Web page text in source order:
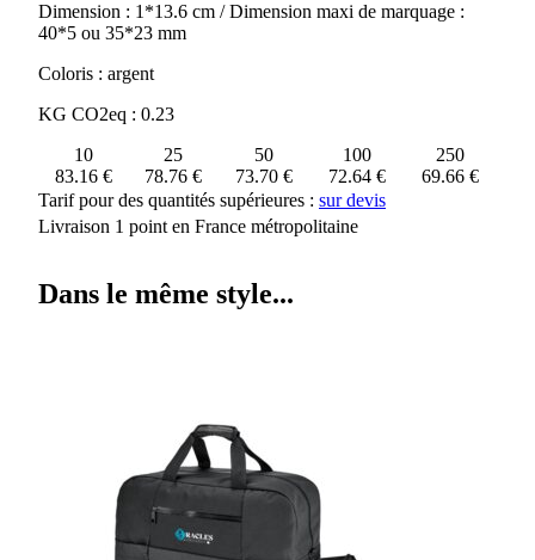
Dimension : 1*13.6 cm / Dimension maxi de marquage :
40*5 ou 35*23 mm
Coloris : argent
KG CO2eq : 0.23
10
25 50 100
250
83.16 €
78.76 € 73.70 € 72.64 €
69.66 €
Tarif pour des quantités supérieures : sur devis
Livraison 1 point en France métropolitaine
Dans le même style...